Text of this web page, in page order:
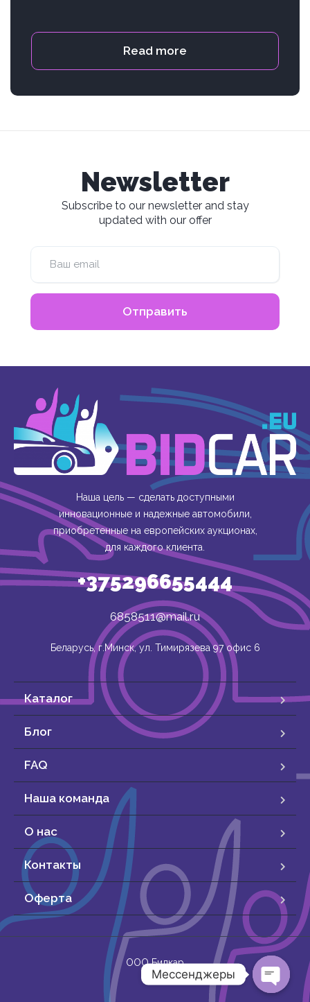
Read more
Newsletter
Отправить
Subscribe to our newsletter and stay
updated with our offer
Наша цель — сделать доступными
инновационные и надежные автомобили,
приобретенные на европейских аукционах,
для каждого клиента.
+375296655444
6858511@mail.ru
Беларусь, г.Минск, ул. Тимирязева 97 офис 6
Каталог
Блог
FAQ
Наша команда
О нас
Контакты
Оферта
ООО Бидкар
Мессенджеры